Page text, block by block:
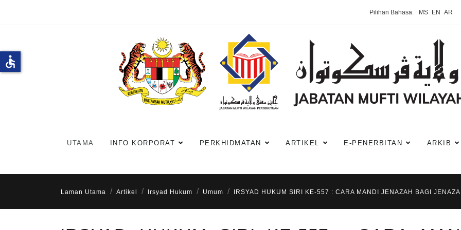
Pilihan Bahasa: MS EN AR
UTAMA INFO KORPORAT PERKHIDMATAN ARTIKEL E-PENERBITAN ARKIB
Laman Utama Artikel Irsyad Hukum Umum IRSYAD HUKUM SIRI KE-557 : CARA MANDI JENAZAH BAGI
accessible